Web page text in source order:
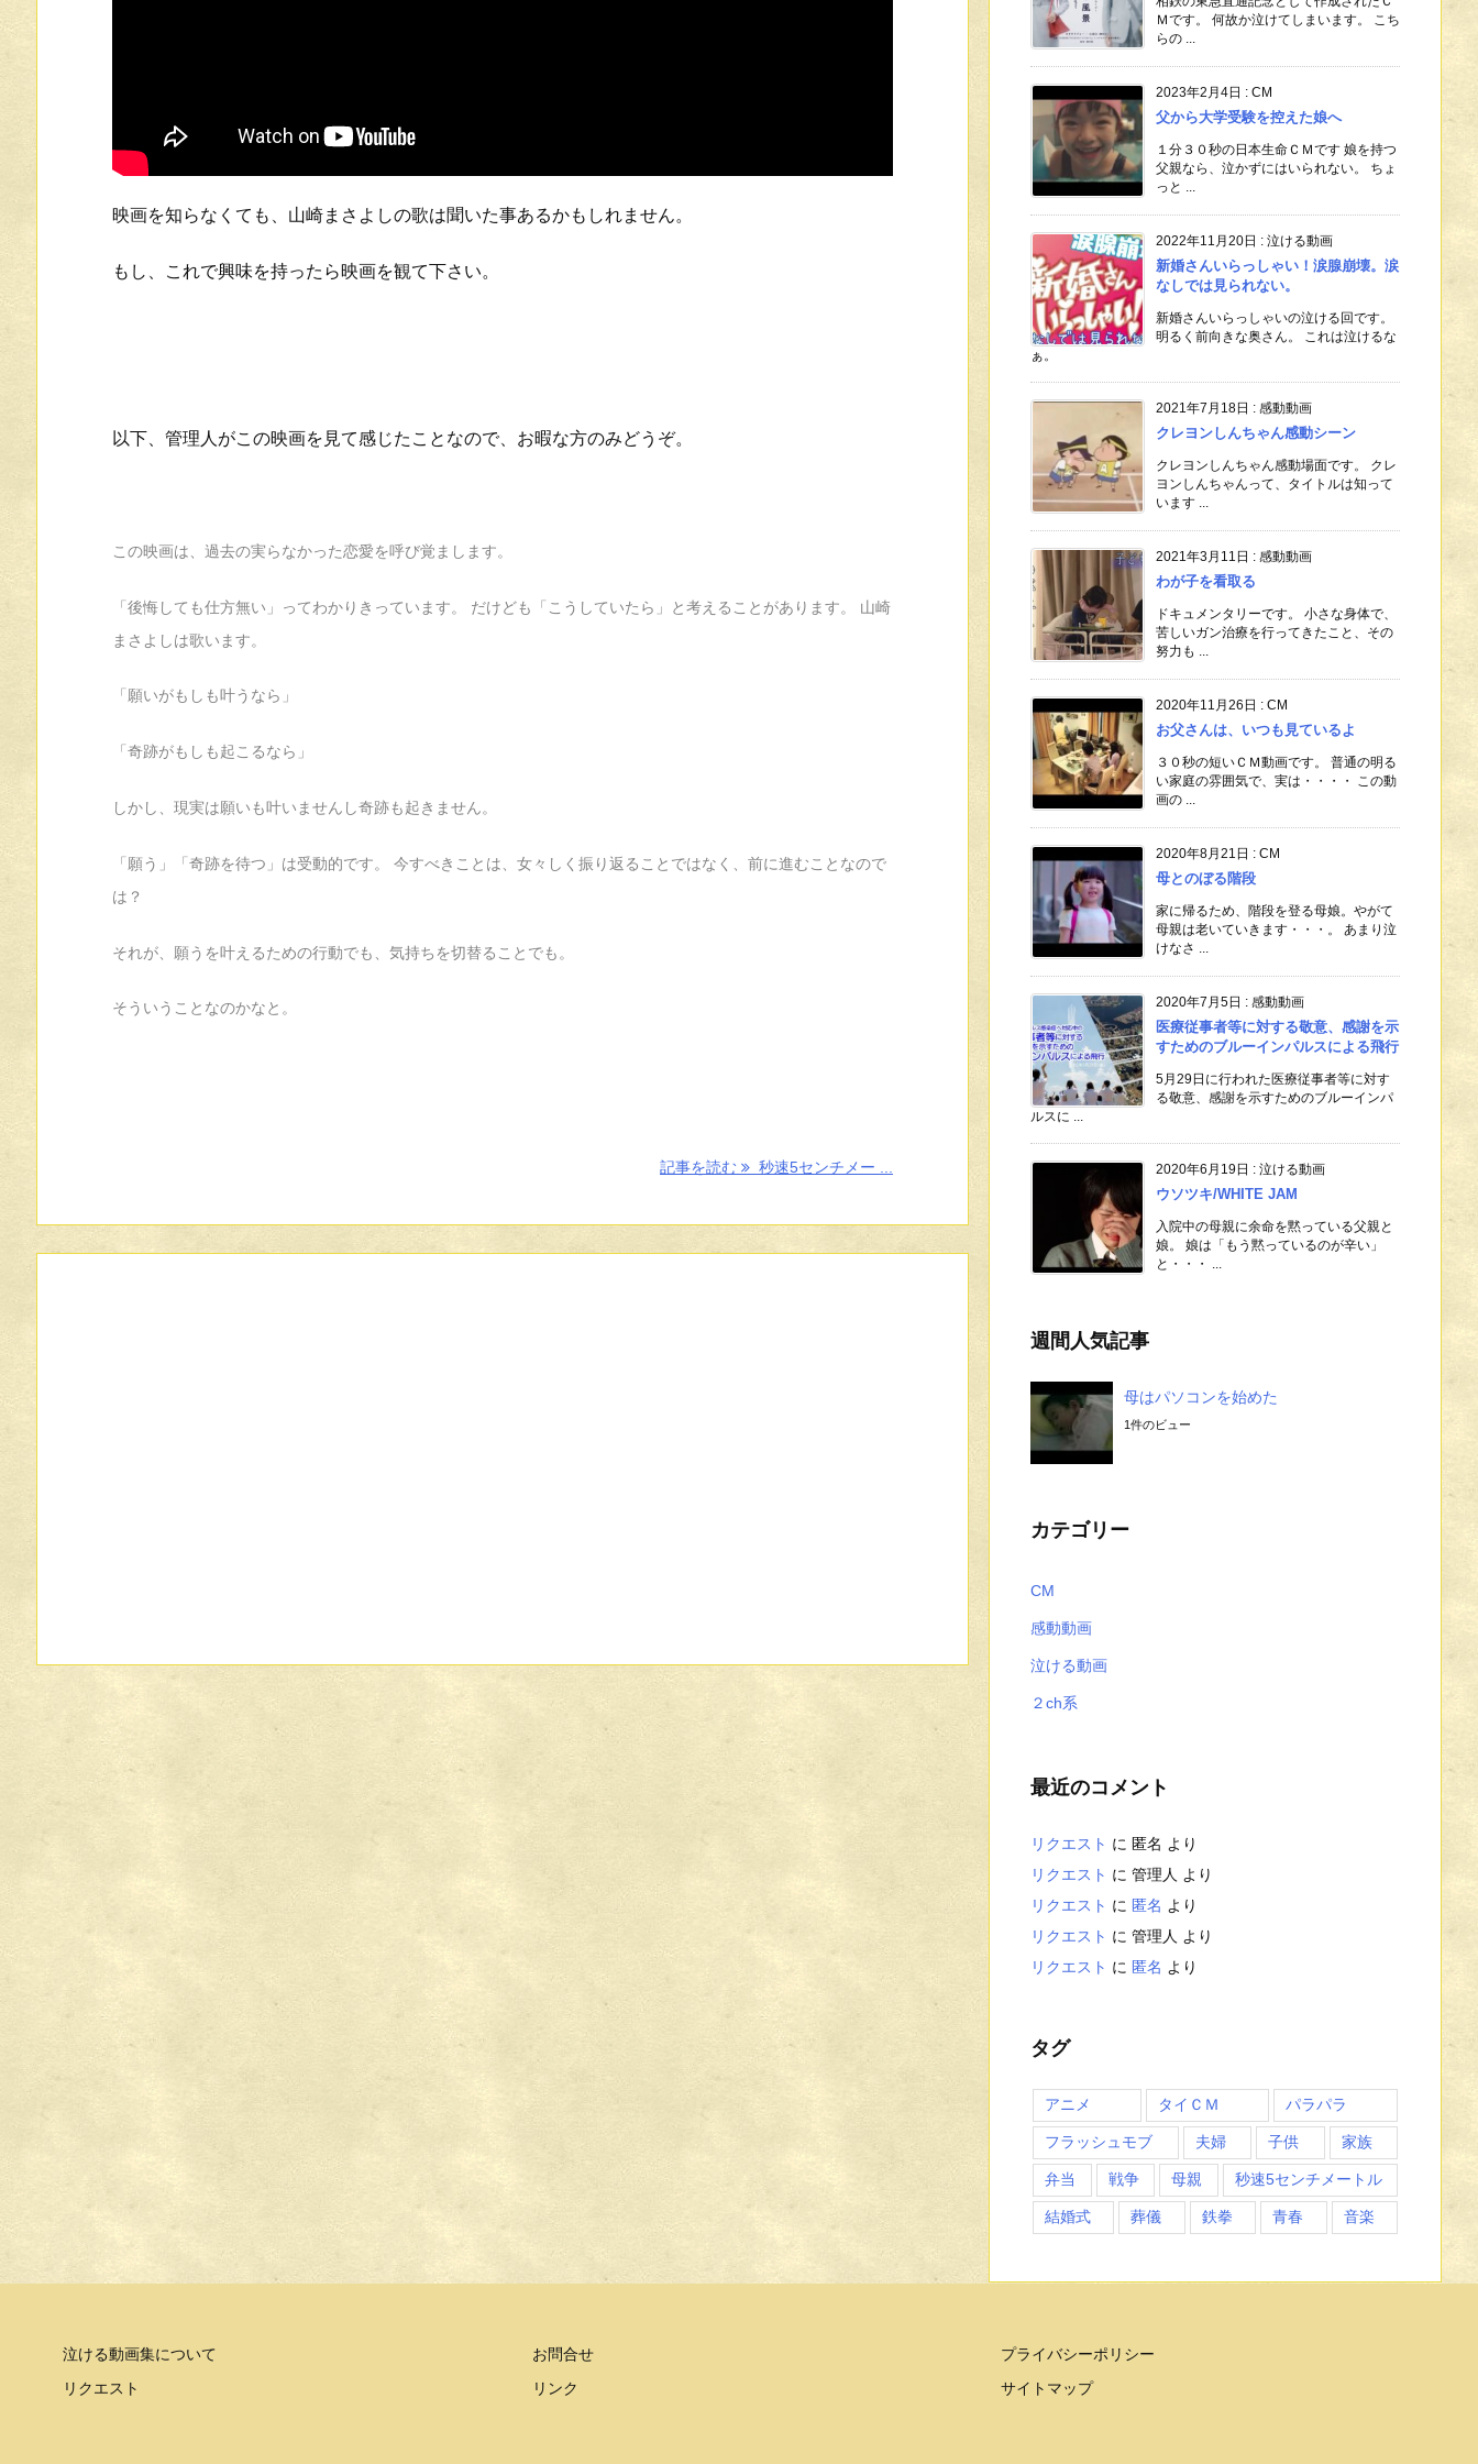
映画を知らなくても、山崎まさよしの歌は聞いた事あるかもしれません。
もし、これで興味を持ったら映画を観て下さい。
以下、管理人がこの映画を見て感じたことなので、お暇な方のみどうぞ。
この映画は、過去の実らなかった恋愛を呼び覚まします。
「後悔しても仕方無い」ってわかりきっています。 だけども「こうしていたら」と考えることがあります。 山崎
まさよしは歌います。
「願いがもしも叶うなら」
「奇跡がもしも起こるなら」
しかし、現実は願いも叶いませんし奇跡も起きません。
「願う」「奇跡を待つ」は受動的です。 今すべきことは、女々しく振り返ることではなく、前に進むことなので
は？
それが、願うを叶えるための行動でも、気持ちを切替ることでも。
そういうことなのかなと。
記事を読む 秒速5センチメー ...
Ｍです。 何故か泣けてしまいます。 こち
らの ...
2023年2月4日 : CM
父から大学受験を控えた娘へ
１分３０秒の日本生命ＣＭです 娘を持つ
父親なら、泣かずにはいられない。 ちょ
っと ...
2022年11月20日 : 泣ける動画
新婚さんいらっしゃい！涙腺崩壊。涙
なしでは見られない。
新婚さんいらっしゃいの泣ける回です。
明るく前向きな奥さん。 これは泣けるな
ぁ。
2021年7月18日 : 感動動画
クレヨンしんちゃん感動シーン
クレヨンしんちゃん感動場面です。 クレ
ヨンしんちゃんって、タイトルは知って
います ...
2021年3月11日 : 感動動画
わが子を看取る
ドキュメンタリーです。 小さな身体で、
苦しいガン治療を行ってきたこと、その
努力も ...
2020年11月26日 : CM
お父さんは、いつも見ているよ
３０秒の短いＣＭ動画です。 普通の明る
い家庭の雰囲気で、実は・・・・ この動
画の ...
2020年8月21日 : CM
母とのぼる階段
家に帰るため、階段を登る母娘。やがて
母親は老いていきます・・・。 あまり泣
けなさ ...
2020年7月5日 : 感動動画
医療従事者等に対する敬意、感謝を示
すためのブルーインパルスによる飛行
5月29日に行われた医療従事者等に対す
る敬意、感謝を示すためのブルーインパ
ルスに ...
2020年6月19日 : 泣ける動画
ウソツキ/WHITE JAM
入院中の母親に余命を黙っている父親と
娘。 娘は「もう黙っているのが辛い」
と・・・ ...
週間人気記事
母はパソコンを始めた
1件のビュー
カテゴリー
CM
感動動画
泣ける動画
２ch系
最近のコメント
リクエスト に 匿名 より
リクエスト に 管理人 より
リクエスト に 匿名 より
リクエスト に 管理人 より
リクエスト に 匿名 より
タグ
アニメ タイＣＭ パラパラ
フラッシュモブ 夫婦 子供 家族
弁当 戦争 母親 秒速5センチメートル
結婚式 葬儀 鉄拳 青春 音楽
泣ける動画集について
リクエスト
お問合せ
リンク
プライバシーポリシー
サイトマップ